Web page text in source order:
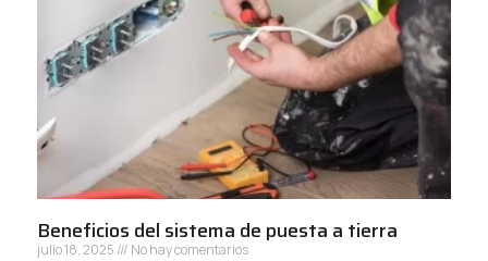
Beneficios del sistema de puesta a tierra
julio 18, 2025 No hay comentarios